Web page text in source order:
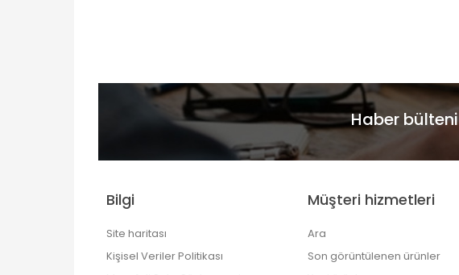
Haber bülteni
Bilgi
Site haritası
Kişisel Veriler Politikası
Müşteri hizmetleri
Ara
Son görüntülenen ürünler